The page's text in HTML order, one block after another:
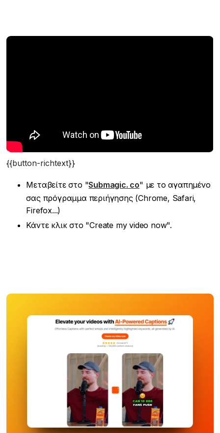
{{button-richtext}}
Μεταβείτε στο "Submagic. co" με το αγαπημένο
σας πρόγραμμα περιήγησης (Chrome, Safari,
Firefox...)
Κάντε κλικ στο "Create my video now".